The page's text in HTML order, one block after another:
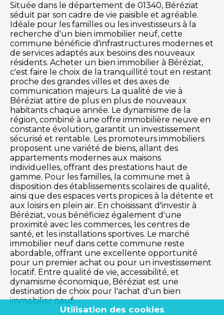
Située dans le département de 01340, Béréziat
séduit par son cadre de vie paisible et agréable.
Idéale pour les familles ou les investisseurs à la
recherche d'un bien immobilier neuf, cette
commune bénéficie d'infrastructures modernes et
de services adaptés aux besoins des nouveaux
résidents. Acheter un bien immobilier à Béréziat,
c'est faire le choix de la tranquillité tout en restant
proche des grandes villes et des axes de
communication majeurs. La qualité de vie à
Béréziat attire de plus en plus de nouveaux
habitants chaque année. Le dynamisme de la
région, combiné à une offre immobilière neuve en
constante évolution, garantit un investissement
sécurisé et rentable. Les promoteurs immobiliers
proposent une variété de biens, allant des
appartements modernes aux maisons
individuelles, offrant des prestations haut de
gamme. Pour les familles, la commune met à
disposition des établissements scolaires de qualité,
ainsi que des espaces verts propices à la détente et
aux loisirs en plein air. En choisissant d'investir à
Béréziat, vous bénéficiez également d'une
proximité avec les commerces, les centres de
santé, et les installations sportives. Le marché
immobilier neuf dans cette commune reste
abordable, offrant une excellente opportunité
pour un premier achat ou pour un investissement
locatif. Entre qualité de vie, accessibilité, et
dynamisme économique, Béréziat est une
destination de choix pour l'achat d'un bien
immobilier neuf.
Utilisation des cookies